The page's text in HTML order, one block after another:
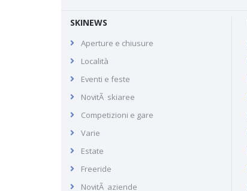
SKINEWS
Aperture e chiusure
Località
Eventi e feste
NovitÃ skiaree
Competizioni e gare
Varie
Estate
Freeride
NovitÃ aziende
Anzère
Recensione di Anzère in